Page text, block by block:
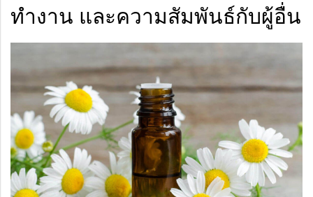
ทำงาน และความสัมพันธ์กับผู้อื่น